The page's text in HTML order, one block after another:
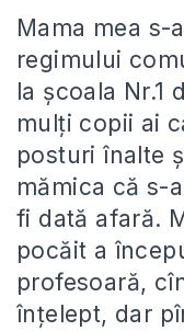
Mama mea s-
regimului
la școala Nr.1
mulți copii ai
posturi înalte
mămica că s-
fi dată afară.
pocăit a
profesoară,
înțelept, dar